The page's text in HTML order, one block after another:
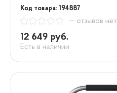
Код товара: 194887
— отзывов нет
12 649 руб.
Есть в наличии